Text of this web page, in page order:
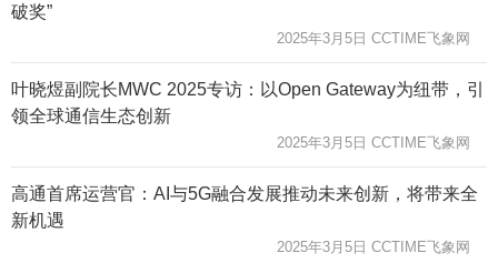
破奖”
2025年3月5日 CCTIME飞象网
叶晓煜副院长MWC 2025专访：以Open Gateway为纽带，引
领全球通信生态创新
2025年3月5日 CCTIME飞象网
高通首席运营官：AI与5G融合发展推动未来创新，将带来全
新机遇
2025年3月5日 CCTIME飞象网